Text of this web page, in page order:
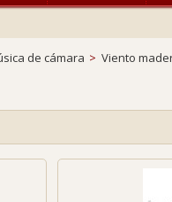
de cámara > Viento